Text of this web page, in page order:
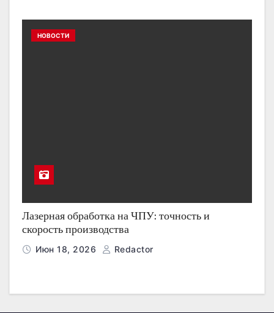
НОВОСТИ
Лазерная обработка на ЧПУ: точность и
скорость производства
Июн 18, 2026 Redactor